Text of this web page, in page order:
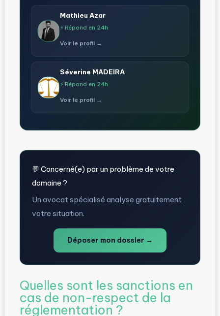
Mathieu Azar
⚡ Répond en 24h
Voir le profil →
Séverine MADEIRA
⚡ Répond en 24h
Voir le profil →
💬 Concerné(e) par un problème de votre
domaine ?
Un avocat spécialisé analyse gratuitement
votre situation.
Déposer mon dossier →
Quelles sont les sanctions en
cas de non-respect de la
réglementation ?